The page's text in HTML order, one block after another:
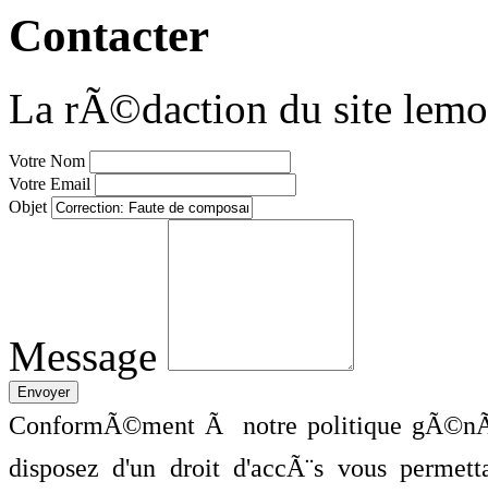
Contacter
La rÃ©daction du site
Votre Nom
Votre Email
Objet
Message
ConformÃ©ment Ã notre politique
disposez d'un droit d'accÃ¨s vous